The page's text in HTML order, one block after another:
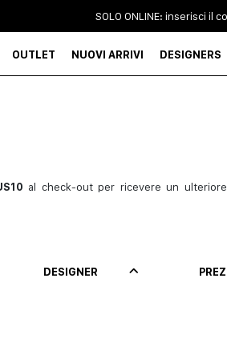
SOLO ONLINE: inserisci il
OUTLET NUOVI ARRIVI DESIGNERS
al check-out per ricevere un ulteriore
DESIGNER